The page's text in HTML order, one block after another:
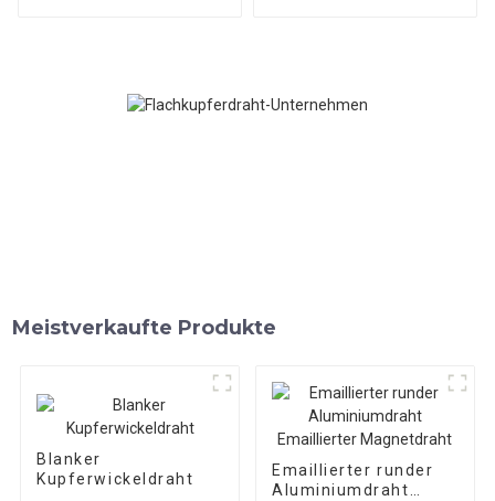
Meistverkaufte Produkte
Blanker
Kupferwickeldraht
Emaillierter runder
Aluminiumdraht